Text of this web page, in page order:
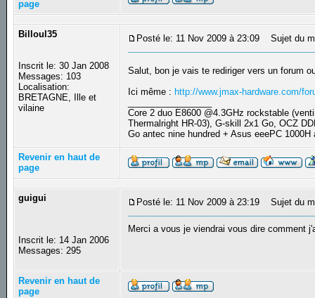
page
Billoul35
Inscrit le: 30 Jan 2008
Messages: 103
Localisation:
BRETAGNE, Ille et
vilaine
Posté le: 11 Nov 2009 à 23:09 Sujet du
Salut, bon je vais te rediriger vers un forum
Ici même : http://www.jmax-hardware.com/
Core 2 duo E8600 @4.3GHz rockstable
Thermalright HR-03), G-skill 2x1 Go, OCZ
Go antec nine hundred + Asus eeePC
Revenir en haut de
page
guigui
Inscrit le: 14 Jan 2006
Messages: 295
Posté le: 11 Nov 2009 à 23:19 Sujet du
Merci a vous je viendrai vous dire comment
Revenir en haut de
page